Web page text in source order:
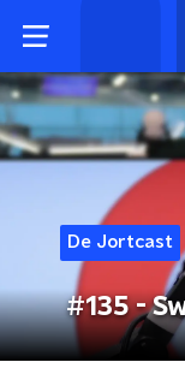
De Jortcast
#135 -